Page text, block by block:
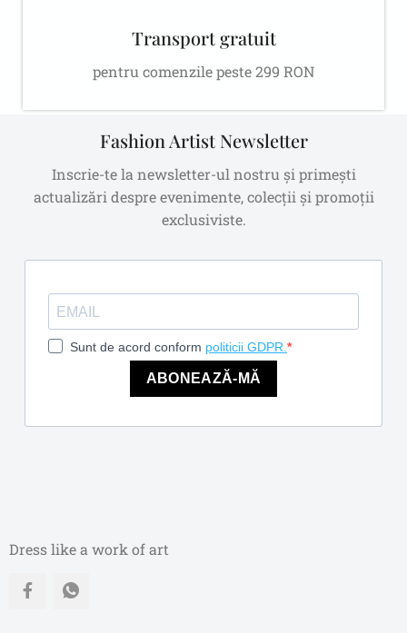
Transport gratuit
pentru comenzile peste 299 RON
Fashion Artist Newsletter
Inscrie-te la newsletter-ul nostru și primești
actualizări despre evenimente, colecții și promoții
exclusiviste.
Sunt de acord conform politicii GDPR.
ABONEAZĂ-MĂ
Dress like a work of art